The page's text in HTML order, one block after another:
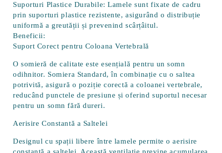
Suporturi Plastice Durabile: Lamele sunt fixate de cadru
prin suporturi plastice rezistente, asigurând o distribuție
uniformă a greutății și prevenind scârțâitul.
Beneficii:
Suport Corect pentru Coloana Vertebrală
O somieră de calitate este esențială pentru un somn
odihnitor. Somiera Standard, în combinație cu o saltea
potrivită, asigură o poziție corectă a coloanei vertebrale,
reducând punctele de presiune și oferind suportul necesar
pentru un somn fără dureri.
Aerisire Constantă a Saltelei
Designul cu spații libere între lamele permite oaerisire